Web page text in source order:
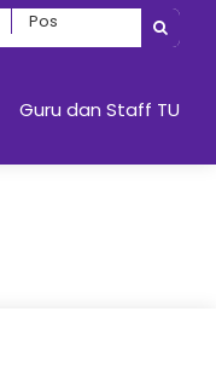
Guru dan Staff TU